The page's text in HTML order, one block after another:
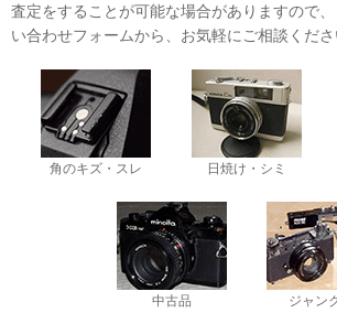
査定をすることが可能な場合がありますので
い合わせフォームから、お気軽にご相談くださ
角のキズ・スレ 日焼け・シミ
中古品 ジャン